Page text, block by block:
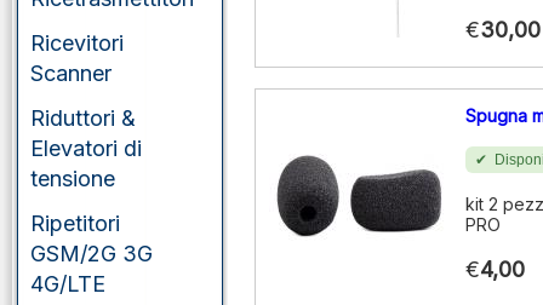
Ricevitori
Scanner
Riduttori &
Elevatori di
tensione
Ripetitori
GSM/2G 3G
4G/LTE
€30,00
Spugna
kit 2
PRO
€4,00